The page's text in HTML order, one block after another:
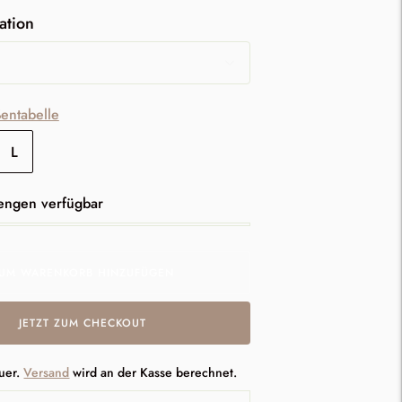
L
verfügbar
JETZT ZUM CHECKOUT
Versand wird an der Kasse berechnet.